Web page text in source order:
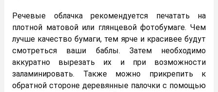
Речевые облачка рекомендуется печатать на
плотной матовой или глянцевой фотобумаге. Чем
лучше качество бумаги, тем ярче и красивее будут
смотреться ваши баблы. Затем необходимо
аккуратно вырезать их и при возможности
заламинировать. Также можно прикрепить к
обратной стороне деревянные палочки с помощью